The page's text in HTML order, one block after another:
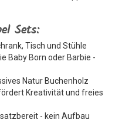
Sets:
Tisch und Stühle
Baby Born oder Barbie -
Natur Buchenholz
Kreativität und freies
- kein Aufbau